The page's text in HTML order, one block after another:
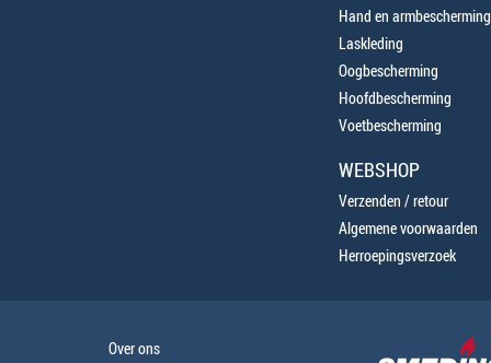
Hand en armbescherming
Laskleding
Oogbescherming
Hoofdbescherming
Voetbescherming
WEBSHOP
Verzenden / retour
Algemene voorwaarden
Herroepingsverzoek
Over ons